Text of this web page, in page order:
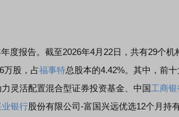
度报告。截至2026年4月22日，共有29个机
万股，占福事特总股本的4.42%。其中，前十
灵活配置混合型证券投资基金、中国工商
业银行股份有限公司-富国兴远优选12个月持